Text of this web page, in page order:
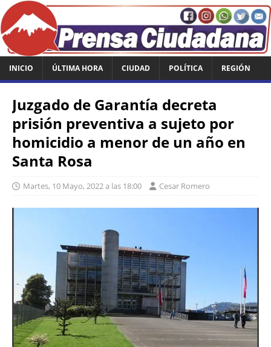
INICIO ÚLTIMA HORA CIUDAD POLÍTICA REGIÓN
Juzgado de Garantía decreta
prisión preventiva a sujeto por
homicidio a menor de un año en
Santa Rosa
Martes, 10 Mayo, 2022 a las 18:00 Cesar Romero